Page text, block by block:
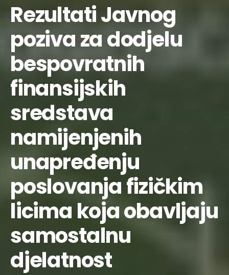
Rezultati Javnog
poziva za dodjelu
bespovratnih
finansijskih
sredstava
namijenjenih
unapređenju
poslovanja fizičkim
licima koja obavljaju
samostalnu
djelatnost